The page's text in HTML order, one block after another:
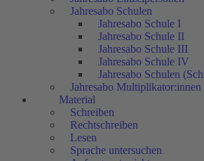
Jahresabo Schulen
Jahresabo Schule I
Jahresabo Schule II
Jahresabo Schule III
Jahresabo Schule IV
Jahresabo Schulen
Jahresabo Multiplikator:innen
Material
Schreiben
Rechtschreiben
Lesen
Sprache untersuchen